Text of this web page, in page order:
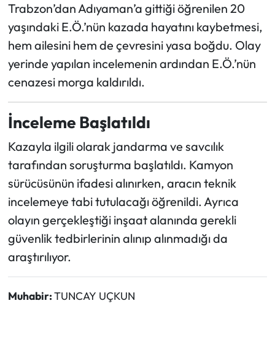
Trabzon’dan Adıyaman’a gittiği öğrenilen 20
yaşındaki E.Ö.’nün kazada hayatını kaybetmesi,
hem ailesini hem de çevresini yasa boğdu. Olay
yerinde yapılan incelemenin ardından E.Ö.’nün
cenazesi morga kaldırıldı.
İnceleme Başlatıldı
Kazayla ilgili olarak jandarma ve savcılık
tarafından soruşturma başlatıldı. Kamyon
sürücüsünün ifadesi alınırken, aracın teknik
incelemeye tabi tutulacağı öğrenildi. Ayrıca
olayın gerçekleştiği inşaat alanında gerekli
güvenlik tedbirlerinin alınıp alınmadığı da
araştırılıyor.
Muhabir:TUNCAY UÇKUN